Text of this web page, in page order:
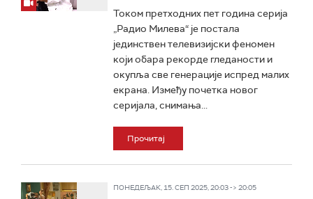
Током претходних пет година серија
„Радио Милева“ је постала
јединствен телевизијски феномен
који обара рекорде гледаности и
окупља све генерације испред малих
екрана. Између почетка новог
серијала, снимања...
Прочитај
ПОНЕДЕЉАК, 15. СЕП 2025, 20:03 -> 20:05